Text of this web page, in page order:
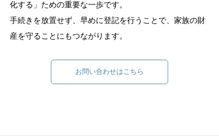
化する」ための重要な一歩です。
手続きを放置せず、早めに登記を行うことで、家族の財
産を守ることにもつながります。
お問い合わせはこちら